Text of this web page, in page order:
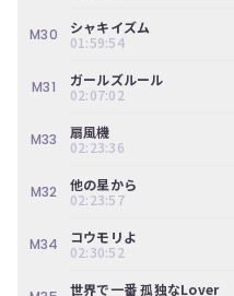
M30
シャキイズム
01:59:54
M31
ガールズルール
02:07:02
M33
扇風機
02:23:36
M32
他の星から
02:23:57
M34
コウモリよ
02:30:52
世界で一番 孤独なLover